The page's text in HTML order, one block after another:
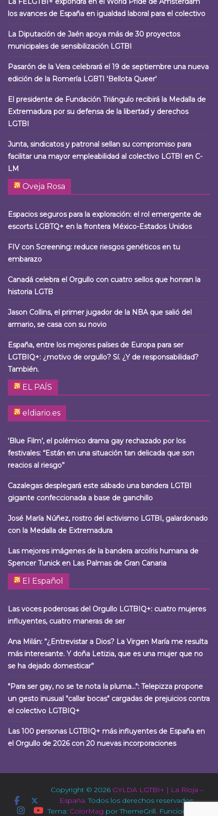
los avances de España en igualdad laboral para el colectivo
La Diputación de Jaén apoya más de 30 proyectos
municipales de sensibilización LGTBI
Pasarón de la Vera celebrará el 19 de septiembre una nueva
edición de la Romería LGBTI 'Bellota Queer'
El presidente de Fundación Triángulo recibirá la Medalla de
Extremadura por su defensa de la libertad y derechos
LGTBI
Junta, sindicatos y patronal sellan su compromiso para
facilitar una mayor empleabilidad al colectivo LGTBI en C-
LM
Oveja Rosa
Espacios seguros para la exploración: el rol emergente de
escorts LGBTQ+ en la frontera México-Estados Unidos
FIV con Screening: reduce riesgos genéticos en tu
embarazo
Canadá celebra el Orgullo con cuatro sellos que honran la
historia LGTB
Jason Collins, el primer jugador de la NBA que salió del
armario, se casa con su novio
España, entre los mejores países de Europa para ser
LGTBIQ+: ¿motivo de orgullo? Sí. ¿Y de responsabilidad?
También.
EL PAÍS
eldiario.es
‘Blue Film’, el polémico drama gay rechazado por los
festivales: “Están en una situación tan delicada que son
reacios al riesgo”
Cazalegas desplegará este sábado una bandera LGTBI
gigante confeccionada a base de ganchillo
José María Núñez, rostro del activismo LGTBI, galardonado
con la Medalla de Extremadura
Las mejores imágenes de la bandera arcoíris humana de
Spencer Tunick en Las Palmas de Gran Canaria
El Español
Las voces poderosas del Orgullo LGTBIQ+: cuatro mujeres
influyentes, cuatro maneras de ser
Ana Milán: “¿Entrevistar a Dios? La Virgen María me resulta
más interesante. Y doña Letizia, que es una mujer que no
se ha dejado domesticar”
"Para ser gay, no se te nota la pluma…": Telepizza propone
un gesto inusual "callar bocas" cargadas de prejuicios contra
el colectivo LGTBIQ+
Las 100 personas LGTBIQ+ más influyentes de España en
el Orgullo de 2026 con 20 nuevas incorporaciones
Copyright © 2026 GYLDA LGTBI+ | La Rioja –
España . Todos los derechos reservados.
Tema: ColorMag por ThemeGrill. Funciona con